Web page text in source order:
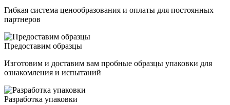
Гибкая система ценообразования и оплаты для постоянных
партнеров
Предоставим образцы
Изготовим и доставим вам пробные образцы упаковки для
ознакомления и испытаний
Разработка упаковки